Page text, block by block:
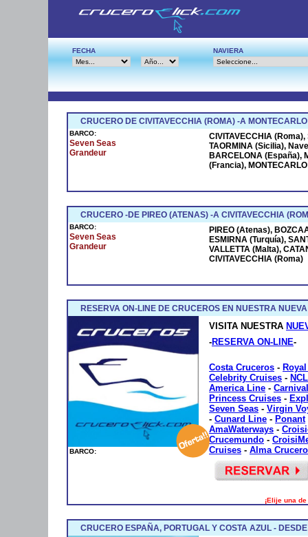
FECHA NAVIERA
CRUCERO DE CIVITAVECCHIA (ROMA) -A
BARCO:
Seven Seas
Grandeur
CIVITAVECCHIA
TAORMINA (Sicilia),
BARCELONA (España),
(Francia),
CRUCERO -DE PIREO (ATENAS) -A CIVITAVECCHIA
BARCO:
Seven Seas
Grandeur
PIREO (Atenas),
ESMIRNA (Turquía),
VALLETTA (Malta),
CIVITAVECCHIA (Roma)
RESERVA ON-LINE DE CRUCEROS EN NUESTRA
BARCO:
VISITA NUESTRA
-RESERVA ON-LINE-
Costa Cruceros -
Celebrity Cruises - NCL
America Line -
Princess Cruises -
Seven Seas - Virgin
- Cunard Line - Ponant
AmaWaterways -
Crucemundo -
Cruises - Alma
¡Elije una
CRUCERO ESPAÑA, PORTUGAL Y COSTA AZUL -